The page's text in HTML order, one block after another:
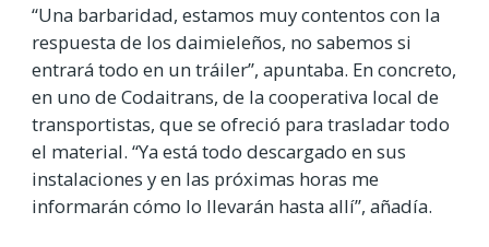
“Una barbaridad, estamos muy contentos con la
respuesta de los daimieleños, no sabemos si
entrará todo en un tráiler”, apuntaba. En concreto,
en uno de Codaitrans, de la cooperativa local de
transportistas, que se ofreció para trasladar todo
el material. “Ya está todo descargado en sus
instalaciones y en las próximas horas me
informarán cómo lo llevarán hasta allí”, añadía.